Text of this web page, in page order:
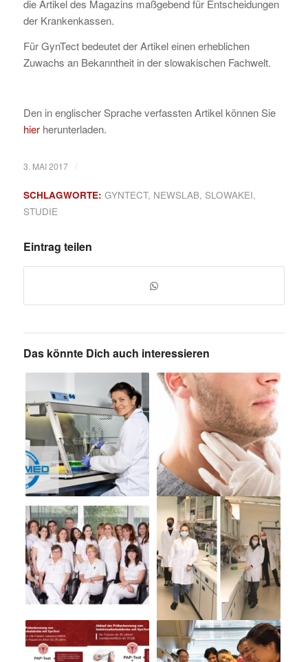
die Artikel des Magazins maßgebend für Entscheidungen
der Krankenkassen.
Für GynTect bedeutet der Artikel einen erheblichen
Zuwachs an Bekanntheit in der slowakischen Fachwelt.
Den in englischer Sprache verfassten Artikel können Sie
hierherunterladen.
3. MAI 2017 /
SCHLAGWORTE: GYNTECT, NEWSLAB, SLOWAKEI,
STUDIE
Eintrag teilen
Das könnte Dich auch interessieren